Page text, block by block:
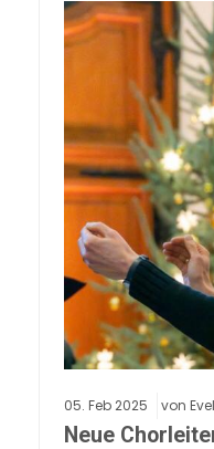
05. Feb 2025 von
Neue